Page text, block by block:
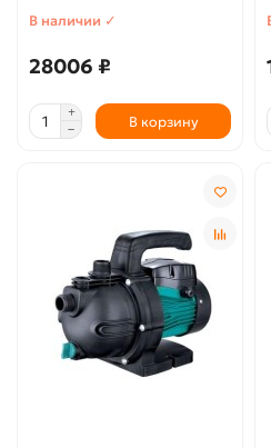
В наличии ✓
28006 ₽
В корзину